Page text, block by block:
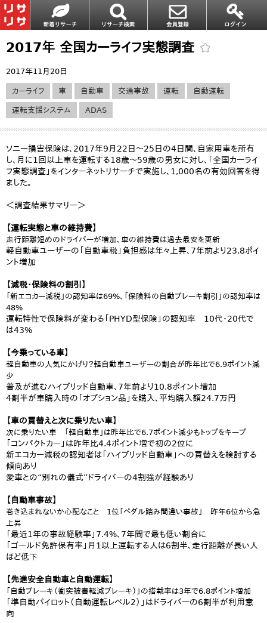
2017年 全国カーライフ実態調査
2017年11月20日
カーライフ 車 自動車 交通事故 運転 自動運転
運転支援システム ADAS
ソニー損害保険は、2017年9月22日～25日の4日間、自家用車を所有
し、月に1回以上車を運転する18歳～59歳の男女に対し、「全国カーライ
フ実態調査」をインターネットリサーチで実施し、1,000名の有効回答を得
ました。
＜調査結果サマリー＞
【運転実態と車の維持費】
走行距離短めのドライバーが増加、車の維持費は過去最安を更新
軽自動車ユーザーの「自動車税」負担感は年々上昇、7年前より23.8ポイ
ント増加
【減税・保険料の割引】
「新エコカー減税」の認知率は69%、「保険料の自動ブレーキ割引」の認知率は
48%
運転特性で保険料が変わる「PHYD型保険」の認知率 10代・20代で
は43%
【今乗っている車】
軽自動車の人気にかげり？軽自動車ユーザーの割合が昨年比で6.9ポイント減
少
普及が進むハイブリッド自動車、7年前より10.8ポイント増加
4割半が車購入時の「オプション品」を購入、平均購入額24.7万円
【車の買替えと次に乗りたい車】
次に乗りたい車 「軽自動車」は昨年比で6.7ポイント減少もトップをキープ
「コンパクトカー」は昨年比4.4ポイント増で初の2位に
新エコカー減税の認知者は「ハイブリッド自動車」への買替えを検討する
傾向あり
愛車との“別れの儀式”ドライバーの4割強が経験あり
【自動車事故】
巻き込まれないか心配なこと 1位「ペダル踏み間違い事故」 昨年6位から急
上昇
「最近1年の事故経験率」7.4%、7年間で最も低い割合に
「ゴールド免許保有率」月1以上運転する人は6割半、走行距離が長い人
ほど低下
【先進安全自動車と自動運転】
「自動ブレーキ（衝突被害軽減ブレーキ）」の搭載率は3年で6.8ポイント増加
「準自動パイロット（自動運転レベル2）」はドライバーの6割半が利用意
向